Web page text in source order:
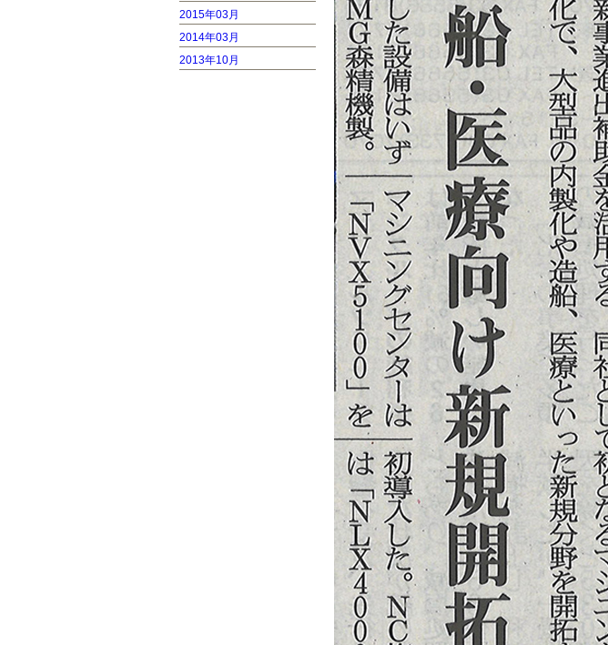
2015年03月
2014年03月
2013年10月